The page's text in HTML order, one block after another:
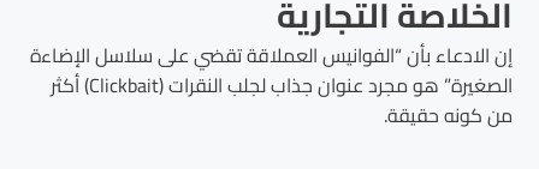
الخلاصة التجارية
إن الادعاء بأن “الفوانيس العملاقة تقضي على سلاسل الإضاءة
الصغيرة” هو مجرد عنوان جذاب لجلب النقرات (Clickbait) أكثر
من كونه حقيقة.